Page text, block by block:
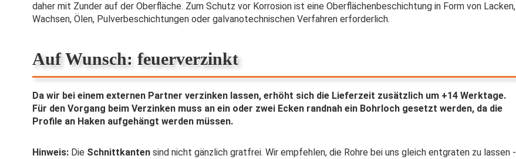
daher mit Zunder auf der Oberfläche. Zum Schutz vor Korrosion ist eine Oberflächenbeschichtung in Form von Lacken,
Wachsen, Ölen, Pulverbeschichtungen oder galvanotechnischen Verfahren erforderlich.
​Auf Wunsch: feuerverzinkt
Da wir bei einem externen Partner verzinken lassen, erhöht sich die Lieferzeit zusätzlich um +14 Werktage.
Für den Vorgang beim Verzinken muss an ein oder zwei Ecken randnah ein Bohrloch gesetzt werden, da die
Profile an Haken aufgehängt werden müssen.
Hinweis: Die Schnittkanten sind nicht gänzlich gratfrei. Wir empfehlen, die Rohre bei uns gleich entgraten zu lassen -